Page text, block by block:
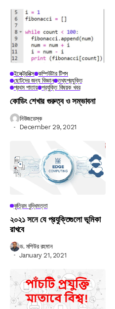
ইলেক্ট্রনিক্স কম্পিউটার টিপস
ছোটদের জন্য বিজ্ঞান তথ্যপ্রযুক্তি
প্রথম পাতায় প্রযুক্তি বিষয়ক খবর
কোডিং শেখার গুরুত্ব ও সম্ভাবনা
নিউজডেস্ক
December 29, 2021
কৃত্রিম বুদ্ধিমত্তা
২০২১ সনে যে প্রযুক্তিগুলো ভূমিকা
রাখবে
ড. মশিউর রহমান
January 21, 2021